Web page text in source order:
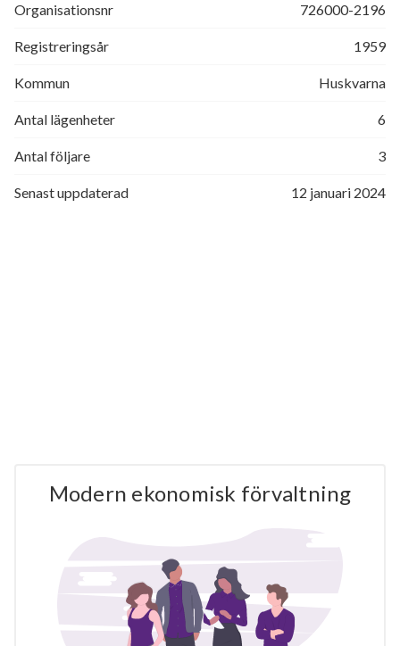
Organisationsnr 726000-2196
Registreringsår 1959
Kommun Huskvarna
Antal lägenheter 6
Antal följare 3
Senast uppdaterad 12 januari 2024
Modern ekonomisk förvaltning